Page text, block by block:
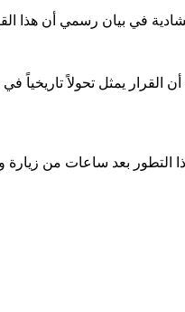
يمثل تحولاً تاريخياً